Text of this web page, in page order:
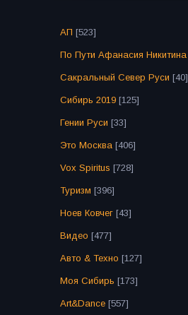
АП [523]
По Пути Афанасия Никитина
Сакральный Север Руси [40]
Сибирь 2019 [125]
Гении Руси [33]
Это Москва [406]
Vox Spiritus [728]
Туризм [396]
Ноев Ковчег [43]
Видео [477]
Авто & Техно [127]
Моя Сибирь [173]
Art&Dance [557]